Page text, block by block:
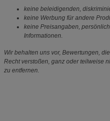
keine beleidigenden,
keine Werbung für andere
keine Preisangaben,
Informationen.
Wir behalten uns vor, Bewertungen,
Recht verstoßen, ganz oder teilweise
zu entfernen.